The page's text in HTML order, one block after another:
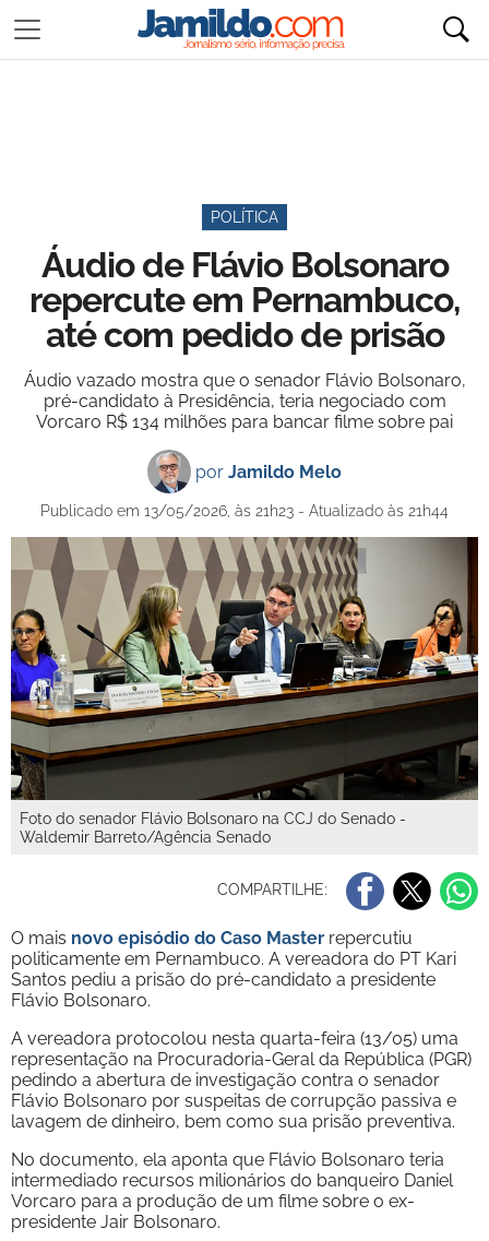
POLÍTICA
Áudio de Flávio Bolsonaro
repercute em Pernambuco,
até com pedido de prisão
Áudio vazado mostra que o senador Flávio Bolsonaro,
pré-candidato à Presidência, teria negociado com
Vorcaro R$ 134 milhões para bancar filme sobre pai
por Jamildo Melo
Publicado em 13/05/2026, às 21h23 - Atualizado às 21h44
Foto do senador Flávio Bolsonaro na CCJ do Senado -
Waldemir Barreto/Agência Senado
COMPARTILHE:
O mais novo episódio do Caso Master repercutiu
politicamente em Pernambuco. A vereadora do PT Kari
Santos pediu a prisão do pré-candidato a presidente
Flávio Bolsonaro.
A vereadora protocolou nesta quarta-feira (13/05) uma
representação na Procuradoria-Geral da República (PGR)
pedindo a abertura de investigação contra o senador
Flávio Bolsonaro por suspeitas de corrupção passiva e
lavagem de dinheiro, bem como sua prisão preventiva.
No documento, ela aponta que Flávio Bolsonaro teria
intermediado recursos milionários do banqueiro Daniel
Vorcaro para a produção de um filme sobre o ex-
presidente Jair Bolsonaro.